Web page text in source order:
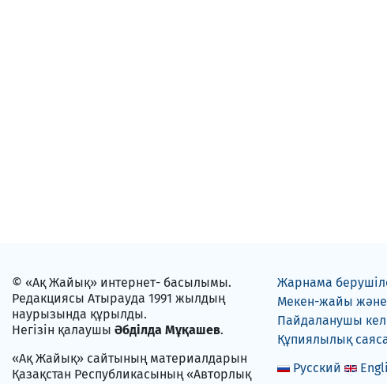
© «Ақ Жайық» интернет- басылымы.
Редакциясы Атырауда 1991 жылдың
наурызында құрылды.
Негізін қалаушы Әбділда Мұқашев.
«Ақ Жайық» сайтының материалдарын
Қазақстан Республикасының «Авторлық
Жарнама
Мекен-жайы
Пайдаланушы
Құпиялылық
Русский